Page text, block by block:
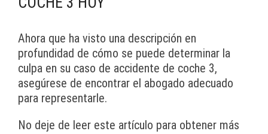
Ahora que ha visto una descripción en
profundidad de cómo se puede determinar la
culpa en su caso de accidente de coche 3,
asegúrese de encontrar el abogado adecuado
para representarle.
No deje de leer este artículo para obtener más